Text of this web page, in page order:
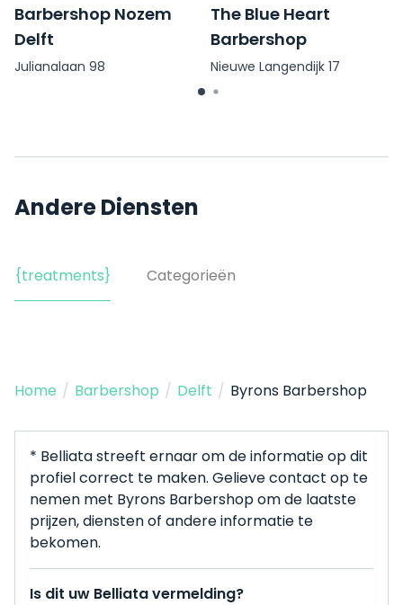
Barbershop Nozem
Delft
Julianalaan 98
The Blue Heart
Barbershop
Nieuwe Langendijk 17
Andere Diensten
{treatments} Categorieën
Home / Barbershop / Delft / Byrons Barbershop
* Belliata streeft ernaar om de informatie op dit
profiel correct te maken. Gelieve contact op te
nemen met Byrons Barbershop om de laatste
prijzen, diensten of andere informatie te
bekomen.
Is dit uw Belliata vermelding?